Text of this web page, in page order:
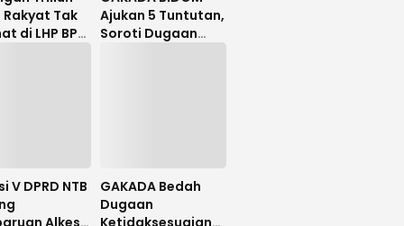
Rakyat Tak
di LHP BPK,
Ajukan 5 Tuntutan,
Soroti Dugaan
V DPRD NTB
Alkes
GAKADA Bedah
Dugaan
Ketidaksesuaian